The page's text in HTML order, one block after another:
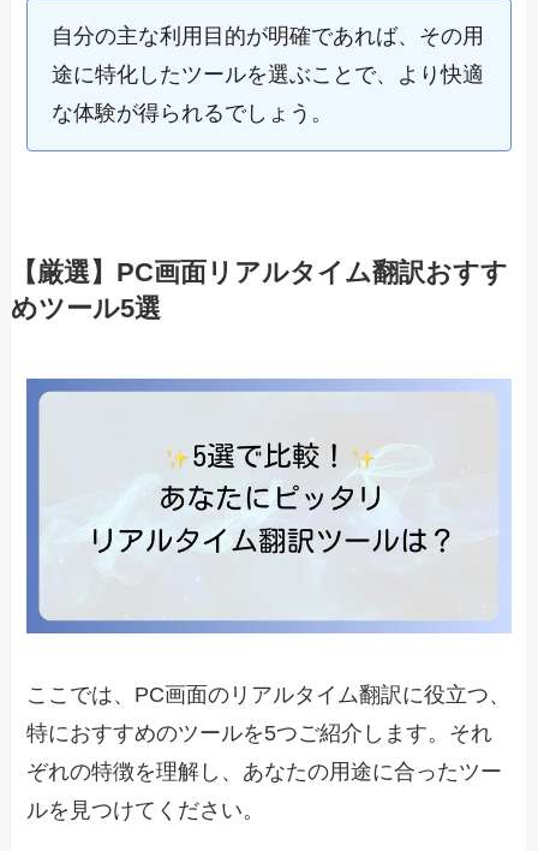
自分の主な利用目的が明確であれば、その用
途に特化したツールを選ぶことで、より快適
な体験が得られるでしょう。
【厳選】PC画面リアルタイム翻訳おすす
めツール5選
ここでは、PC画面のリアルタイム翻訳に役立つ、
特におすすめのツールを5つご紹介します。それ
ぞれの特徴を理解し、あなたの用途に合ったツー
ルを見つけてください。